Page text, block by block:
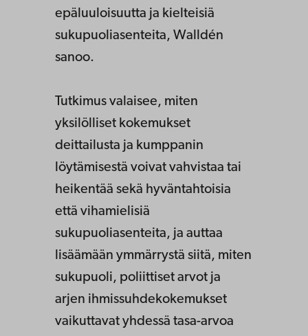
epäluuloisuutta ja kielteisiä
sukupuoliasenteita, Walldén
sanoo.
Tutkimus valaisee, miten
yksilölliset kokemukset
deittailusta ja kumppanin
löytämisestä voivat vahvistaa tai
heikentää sekä hyväntahtoisia
että vihamielisiä
sukupuoliasenteita, ja auttaa
lisäämään ymmärrystä siitä, miten
sukupuoli, poliittiset arvot ja
arjen ihmissuhdekokemukset
vaikuttavat yhdessä tasa-arvoa